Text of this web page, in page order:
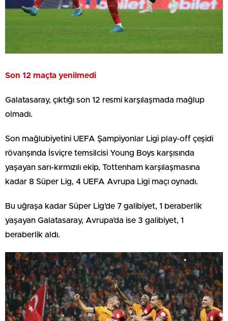
Son 12 maçta yenilmedi
Galatasaray, çıktığı son 12 resmi karşılaşmada mağlup
olmadı.
Son mağlubiyetini UEFA Şampiyonlar Ligi play-off çeşidi
rövanşında İsviçre temsilcisi Young Boys karşısında
yaşayan sarı-kırmızılı ekip, Tottenham karşılaşmasına
kadar 8 Süper Lig, 4 UEFA Avrupa Ligi maçı oynadı.
Bu uğraşa kadar Süper Lig’de 7 galibiyet, 1 beraberlik
yaşayan Galatasaray, Avrupa’da ise 3 galibiyet, 1
beraberlik aldı.